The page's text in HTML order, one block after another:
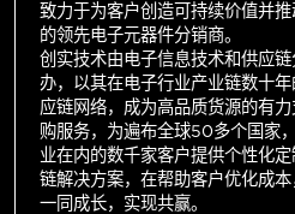
致力于为客户创造可持续价值并
的领先电子元器件分销商。
创实技术由电子信息技术和供应
办，以其在电子行业产业链数十
应链网络，成为高品质货源的有
购服务，为遍布全球50多个国家
业在内的数千家客户提供个性化
链解决方案，在帮助客户优化成
一同成长，实现共赢。